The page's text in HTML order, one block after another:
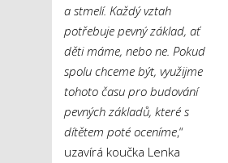
a stmelí. Každý vztah
potřebuje pevný základ, ať
děti máme, nebo ne. Pokud
spolu chceme být, využijme
tohoto času pro budování
pevných základů, které s
dítětem poté oceníme,“
uzavírá koučka Lenka